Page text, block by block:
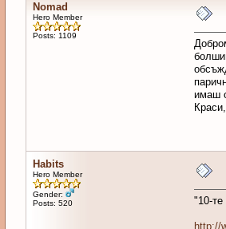
Nomad
Hero Member
Posts: 1109
имаш
Habits
Hero Member
Gender:
Posts: 520
"10-
http://